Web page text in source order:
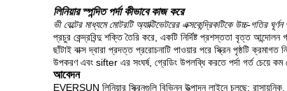
লিনিয়ার স্পন্দিত পর্দা কীভাবে কাজ করে
ভী বেল্টের মাধ্যমে মোটরটি অ্যাক্টিভেটরের এক্সকেন্দ্রিকটিকে উচ্চ-গতির
প্রচুর কেন্দ্রবিন্দু শক্তি তৈরি করে, একটি নির্দিষ্ট প্রশস্ততা বৃত্ত আন্দোলন
ছাঁটাই বাক্স দ্বারা প্রদত্ত প্ররোচনাটি পাওয়ার পরে স্ক্রিন পৃষ্ঠটি ক্রমাগত
উপকরণ এবং sifter এর সংঘর্ষ, গ্রেডিং উপলব্ধি করতে পর্দা গর্ত চেয়ে কম
আবেদন
EVERSUN লিনিয়ার স্ক্রিনগুলি বিভিন্ন উত্পাদন লাইনে চলছে: রাসায়নিক,